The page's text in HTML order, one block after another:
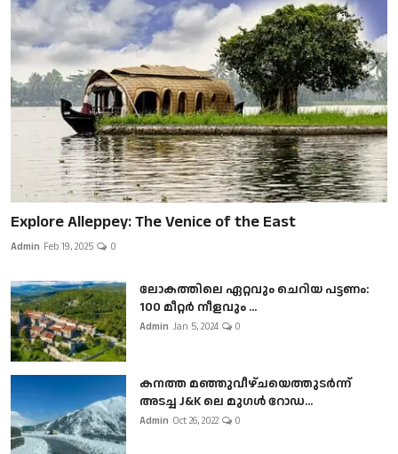
Explore Alleppey: The Venice of the East
Admin Feb 19, 2025 0
ലോകത്തിലെ ഏറ്റവും ചെറിയ പട്ടണം:
100 മീറ്റർ നീളവും ...
Admin Jan 5, 2024 0
കനത്ത മഞ്ഞുവീഴ്ചയെത്തുടർന്ന്
അടച്ച J&K ലെ മുഗൾ റോഡ...
Admin Oct 26, 2022 0